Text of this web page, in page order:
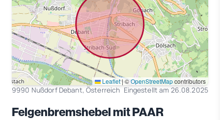
Leaflet|©OpenStreetMapcontributors
9990 Nußdorf Debant, Österreich Eingestellt am 26.08.2025
Felgenbremshebel mit PAAR